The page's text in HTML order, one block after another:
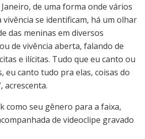
de uma forma onde vários
vivência se identificam, há um olhar
das meninas em diversos
de vivência aberta, falando de
e ilícitas. Tudo que eu canto ou
eu canto tudo pra elas, coisas do
acrescenta.
como seu gênero para a faixa,
de videoclipe gravado